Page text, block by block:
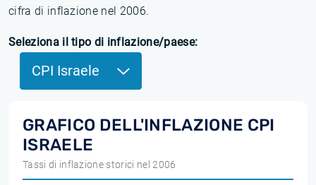
cifra di inflazione nel 2006.
Seleziona il tipo di inflazione/paese:
CPI Israele
GRAFICO DELL'INFLAZIONE CPI
ISRAELE
Tassi di inflazione storici nel 2006